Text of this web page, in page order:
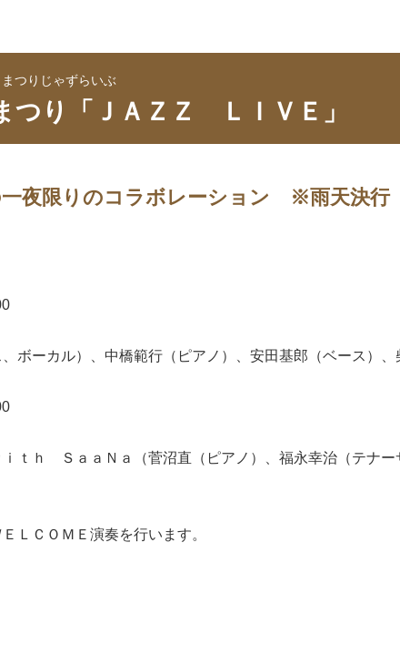
つりじゃずらいぶ
つり「ＪＡＺＺ ＬＩＶＥ」
夜限りのコラボレーション ※雨天決行
ボーカル）、中橋範行（ピアノ）、安田基郎（ベース）、
ｔｈ ＳａａＮａ（菅沼直（ピアノ）、福永幸治（テナー
ＬＣＯＭＥ演奏を行います。